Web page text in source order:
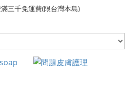
三千免運費(限台灣本島)